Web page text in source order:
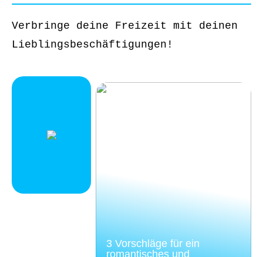
Verbringe deine Freizeit mit deinen
Lieblingsbeschäftigungen!
3 Vorschläge für ein
romantisches und